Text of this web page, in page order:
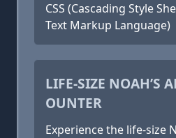
CSS (Cascading Style
Text Markup Language)
LIFE-SIZE NOAH’S
OUNTER
Experience the life-size